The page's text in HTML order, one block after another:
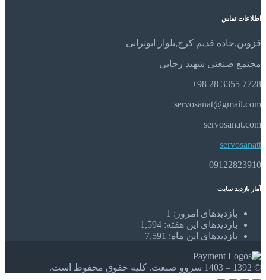
اطلاعات تماس
قزوین,جاده قدیم کرج,بلوار ابوترابی
مجتمع صنعتی شهید رجایی
7728 3355 28 98+
servosanat@gmail.com
servosanat.com
servosanatt
09122823910
آمار بازدید سایت
بازدیدهای امروز: 1
بازدیدهای این هفته: 1,594
بازدیدهای این ماه: 7,591
© 1392 – 1403 سروو صنعت. کلیه حقوق محفوظ است.